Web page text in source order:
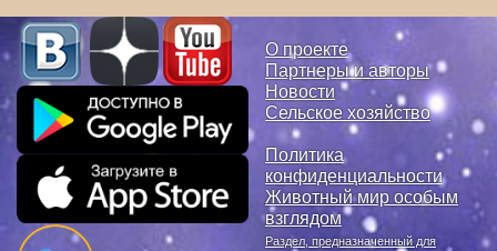
О проекте
Партнеры и авторы
Новости
Сельское хозяйство
Политика
конфиденциальности
Животный мир особым
взглядом
Раздел, предназначенный для